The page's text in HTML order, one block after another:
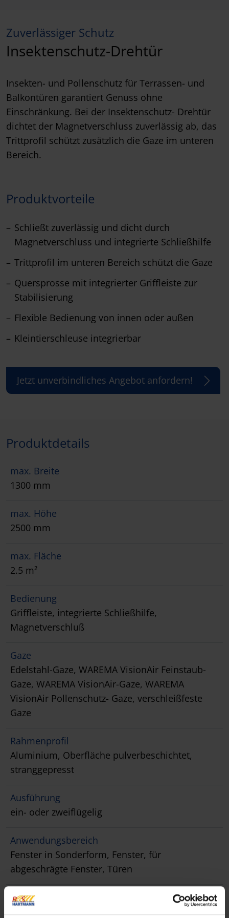
Zuverlässiger Schutz
Insektenschutz-Drehtür
Insekten- und Pollenschutz für Terrassen- und
Balkontüren garantiert Genuss ohne
Einschränkung. Bei der Insektenschutz- Drehtür
dichtet der Magnetverschluss zuverlässig ab, das
Trittprofil schützt zusätzlich die Gaze im unteren
Bereich.
Produktvorteile
Schließt zuverlässig und dicht durch
Magnetverschluss und integrierte Schließhilfe
Trittprofil im unteren Bereich schützt die Gaze
Quersprosse mit integrierter Griffleiste zur
Stabilisierung
Flexible Bedienung von innen oder außen
Kleintierschleuse integrierbar
Jetzt unverbindliches Angebot anfordern!
Produktdetails
max. Breite
1300 mm
max. Höhe
2500 mm
max. Fläche
2.5 m²
Bedienung
Griffleiste, integrierte Schließhilfe,
Magnetverschluß
Gaze
Edelstahl-Gaze, WAREMA VisionAir Feinstaub-
Gaze, WAREMA VisionAir-Gaze, WAREMA
VisionAir Pollenschutz- Gaze, verschleißfeste
Gaze
Rahmenprofil
Aluminium, Oberfläche pulverbeschichtet,
stranggepresst
Ausführung
ein- oder zweiflügelig
Anwendungsbereich
Fenster in Sonderform, Fenster, für
abgeschrägte Fenster, Türen
Montage
Montagerahmen, ohne Montagerahmen